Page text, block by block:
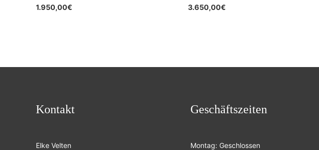
1.950,00€ 3.650,00€
Kontakt
Elke Velten
Geschäftszeiten
Montag: Geschlossen